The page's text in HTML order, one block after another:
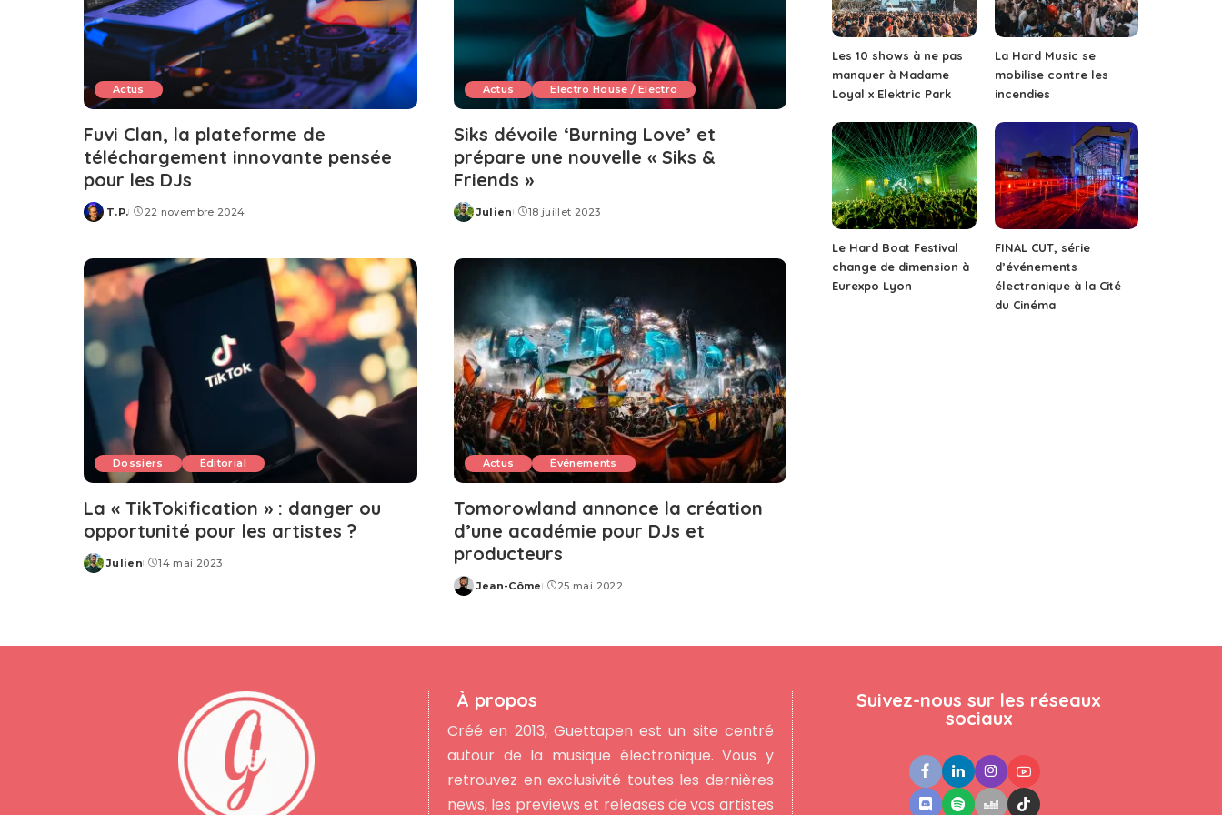
Actus
Fuvi Clan, la plateforme de
téléchargement innovante pensée
pour les DJs
Posted
T.P. 22 novembre 2024
Actus Electro House / Electro
Siks dévoile ‘Burning Love’ et
prépare une nouvelle « Siks &
Friends »
Posted
Julien 18 juillet 2023
Dossiers Éditorial
La « TikTokification » : danger ou
opportunité pour les artistes ?
Posted
Julien 14 mai 2023
Actus Événements
Tomorowland annonce la création
d’une académie pour DJs et
producteurs
Posted
Jean-Côme 25 mai 2022
Les 10 shows à ne pas
manquer à Madame
Loyal x Elektric Park
La Hard Music se
mobilise contre les
incendies
Le Hard Boat Festival
change de dimension à
Eurexpo Lyon
FINAL CUT, série
d’événements
électronique à la Cité
du Cinéma
À propos
Créé en 2013, Guettapen est un site centré
autour de la musique électronique. Vous y
retrouvez en exclusivité toutes les dernières
news, les previews et releases de vos artistes
Suivez-nous sur les réseaux
sociaux